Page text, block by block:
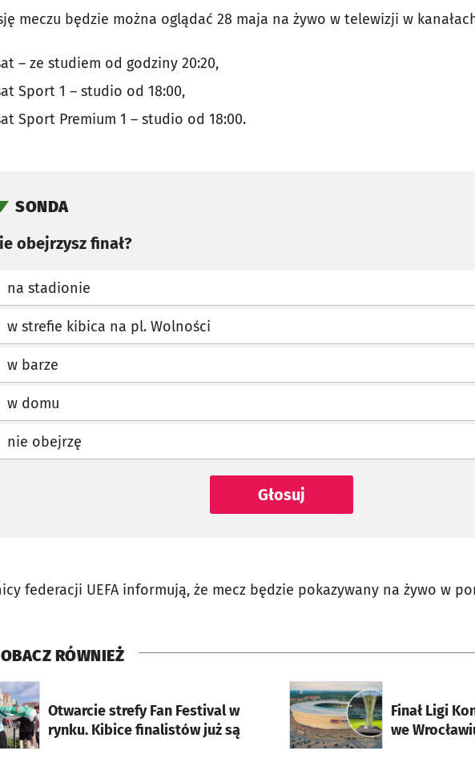
meczu będzie można oglądać 28 maja na żywo w telewizji w
– ze studiem od godziny 20:20,
Sport 1 – studio od 18:00,
Sport Premium 1 – studio od 18:00.
SONDA
obejrzysz finał?
na stadionie
w strefie kibica na pl. Wolności
w barze
w domu
nie obejrzę
Głosuj
federacji UEFA informują, że mecz będzie pokazywany na żywo w
RÓWNIEŻ
Otwarcie strefy Fan Festival w
rynku. Kibice finalistów już są
w nowej karcie
Finał Ligi
we
otworzy się w nowej karcie